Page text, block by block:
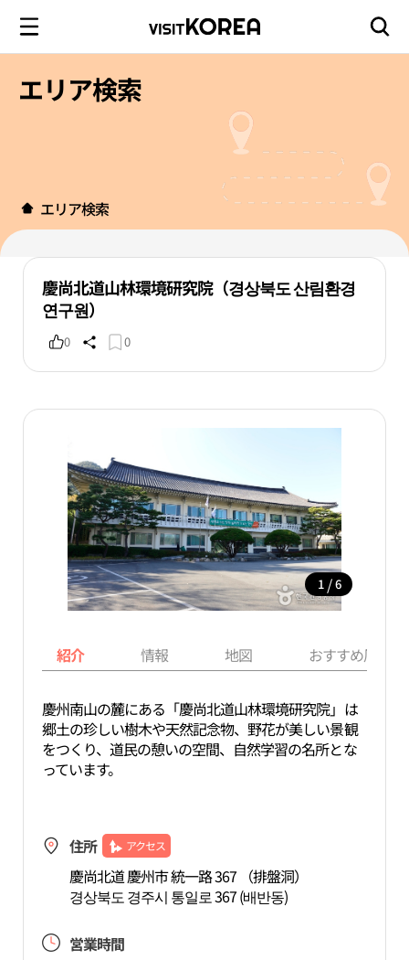
エリア検索
エリア検索
慶尚北道山林環境研究院（경상북도 산림환경
연구원）
0 0
1 / 6
紹介 情報 地図 おすすめ周辺
慶州南山の麓にある「慶尚北道山林環境研究院」は
郷土の珍しい樹木や天然記念物、野花が美しい景観
をつくり、道民の憩いの空間、自然学習の名所とな
っています。
住所 アクセス
慶尚北道 慶州市 統一路 367 （排盤洞）
경상북도 경주시 통일로 367 (배반동)
営業時間